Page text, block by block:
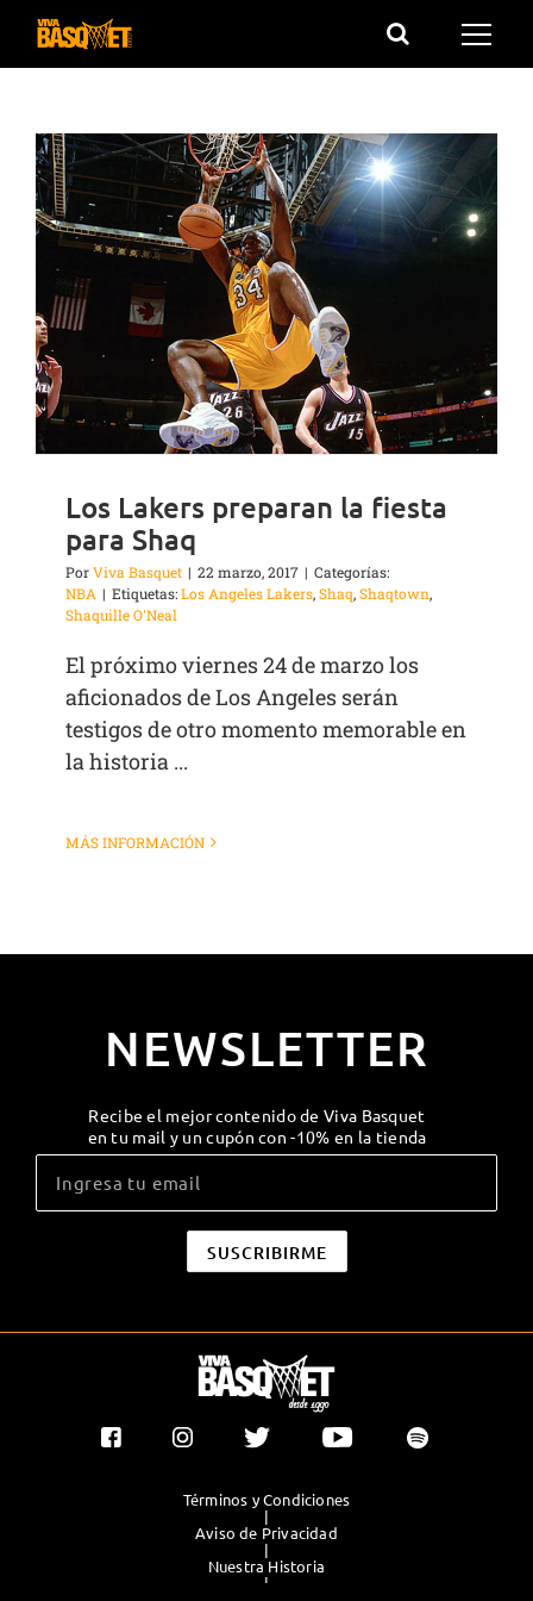
Saltar
Los Lakers preparan la fiesta
para Shaq
PorViva Basquet | 22 marzo, 2017 | Categorías:
NBA | Etiquetas:Los Angeles Lakers,Shaq,Shaqtown,
Shaquille O'Neal
El próximo viernes 24 de marzo los
aficionados de Los Angeles serán
testigos de otro momento memorable en
la historia ...
MÁS INFORMACIÓN
NEWSLETTER
Recibe el mejor contenido de Viva Basquet
en tu mail y un cupón con -10% en la tienda
Términos y Condiciones
|
Aviso de Privacidad
|
Nuestra Historia
|